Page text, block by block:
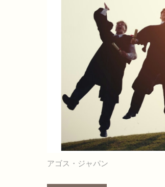
アゴス・ジャパン